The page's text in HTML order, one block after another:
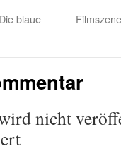
blaue
nicht